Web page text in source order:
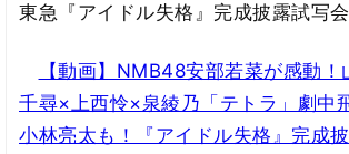
東急『アイドル失格』完成披露試写会
【動画】NMB48安部若菜が感動
千尋×上西怜×泉綾乃「テトラ」劇中
小林亮太も！『アイドル失格』完成